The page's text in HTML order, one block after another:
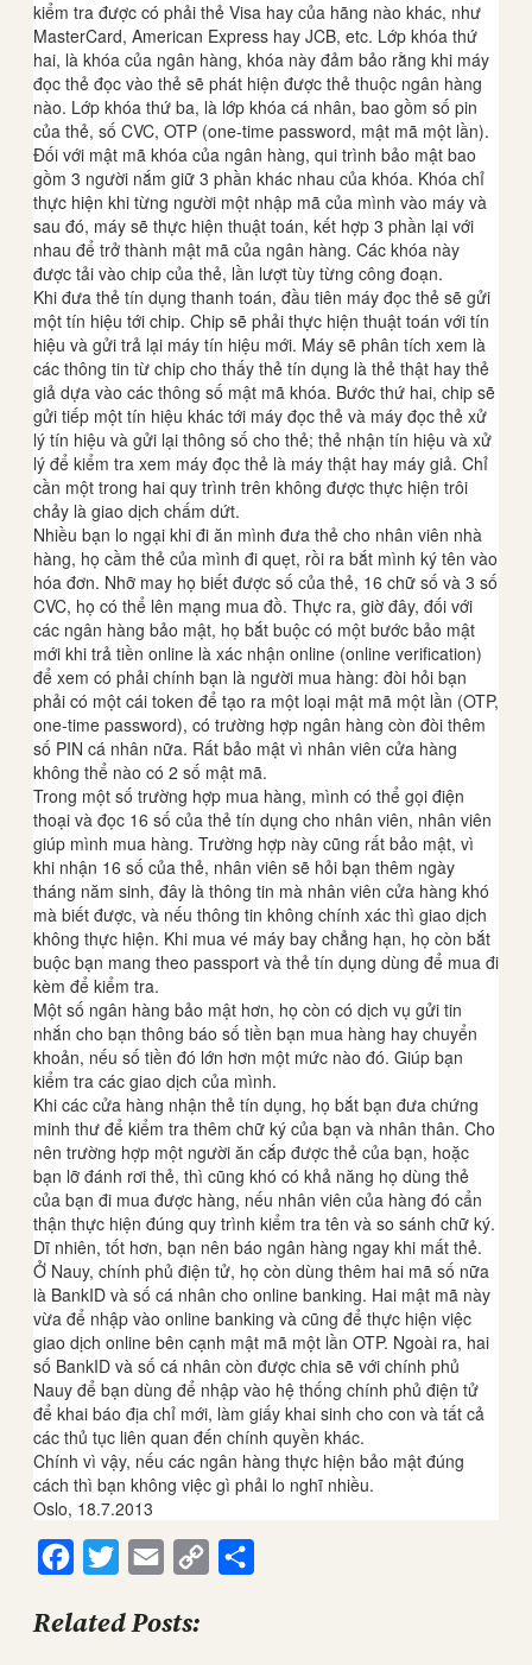
kiểm tra được có phải thẻ Visa hay của hãng nào khác, như
MasterCard, American Express hay JCB, etc. Lớp khóa thứ
hai, là khóa của ngân hàng, khóa này đảm bảo rằng khi máy
đọc thẻ đọc vào thẻ sẽ phát hiện được thẻ thuộc ngân hàng
nào. Lớp khóa thứ ba, là lớp khóa cá nhân, bao gồm số pin
của thẻ, số CVC, OTP (one-time password, mật mã một lần).
Đối với mật mã khóa của ngân hàng, qui trình bảo mật bao
gồm 3 người nắm giữ 3 phần khác nhau của khóa. Khóa chỉ
thực hiện khi từng người một nhập mã của mình vào máy và
sau đó, máy sẽ thực hiện thuật toán, kết hợp 3 phần lại với
nhau để trở thành mật mã của ngân hàng. Các khóa này
được tải vào chip của thẻ, lần lượt tùy từng công đoạn.
Khi đưa thẻ tín dụng thanh toán, đầu tiên máy đọc thẻ sẽ gửi
một tín hiệu tới chip. Chip sẽ phải thực hiện thuật toán với tín
hiệu và gửi trả lại máy tín hiệu mới. Máy sẽ phân tích xem là
các thông tin từ chip cho thấy thẻ tín dụng là thẻ thật hay thẻ
giả dựa vào các thông số mật mã khóa. Bước thứ hai, chip sẽ
gửi tiếp một tín hiệu khác tới máy đọc thẻ và máy đọc thẻ xử
lý tín hiệu và gửi lại thông số cho thẻ; thẻ nhận tín hiệu và xử
lý để kiểm tra xem máy đọc thẻ là máy thật hay máy giả. Chỉ
cần một trong hai quy trình trên không được thực hiện trôi
chảy là giao dịch chấm dứt.
Nhiều bạn lo ngại khi đi ăn mình đưa thẻ cho nhân viên nhà
hàng, họ cầm thẻ của mình đi quẹt, rồi ra bắt mình ký tên vào
hóa đơn. Nhỡ may họ biết được số của thẻ, 16 chữ số và 3 số
CVC, họ có thể lên mạng mua đồ. Thực ra, giờ đây, đối với
các ngân hàng bảo mật, họ bắt buộc có một bước bảo mật
mới khi trả tiền online là xác nhận online (online verification)
để xem có phải chính bạn là người mua hàng: đòi hỏi bạn
phải có một cái token để tạo ra một loại mật mã một lần (OTP,
one-time password), có trường hợp ngân hàng còn đòi thêm
số PIN cá nhân nữa. Rất bảo mật vì nhân viên cửa hàng
không thể nào có 2 số mật mã.
Trong một số trường hợp mua hàng, mình có thể gọi điện
thoại và đọc 16 số của thẻ tín dụng cho nhân viên, nhân viên
giúp mình mua hàng. Trường hợp này cũng rất bảo mật, vì
khi nhận 16 số của thẻ, nhân viên sẽ hỏi bạn thêm ngày
tháng năm sinh, đây là thông tin mà nhân viên cửa hàng khó
mà biết được, và nếu thông tin không chính xác thì giao dịch
không thực hiện. Khi mua vé máy bay chẳng hạn, họ còn bắt
buộc bạn mang theo passport và thẻ tín dụng dùng để mua đi
kèm để kiểm tra.
Một số ngân hàng bảo mật hơn, họ còn có dịch vụ gửi tin
nhắn cho bạn thông báo số tiền bạn mua hàng hay chuyển
khoản, nếu số tiền đó lớn hơn một mức nào đó. Giúp bạn
kiểm tra các giao dịch của mình.
Khi các cửa hàng nhận thẻ tín dụng, họ bắt bạn đưa chứng
minh thư để kiểm tra thêm chữ ký của bạn và nhân thân. Cho
nên trường hợp một người ăn cắp được thẻ của bạn, hoặc
bạn lỡ đánh rơi thẻ, thì cũng khó có khả năng họ dùng thẻ
của bạn đi mua được hàng, nếu nhân viên của hàng đó cẩn
thận thực hiện đúng quy trình kiểm tra tên và so sánh chữ ký.
Dĩ nhiên, tốt hơn, bạn nên báo ngân hàng ngay khi mất thẻ.
Ở Nauy, chính phủ điện tử, họ còn dùng thêm hai mã số nữa
là BankID và số cá nhân cho online banking. Hai mật mã này
vừa để nhập vào online banking và cũng để thực hiện việc
giao dịch online bên cạnh mật mã một lần OTP. Ngoài ra, hai
số BankID và số cá nhân còn được chia sẽ với chính phủ
Nauy để bạn dùng để nhập vào hệ thống chính phủ điện tử
để khai báo địa chỉ mới, làm giấy khai sinh cho con và tất cả
các thủ tục liên quan đến chính quyền khác.
Chính vì vậy, nếu các ngân hàng thực hiện bảo mật đúng
cách thì bạn không việc gì phải lo nghĩ nhiều.
Oslo, 18.7.2013
FacebookTwitterEmail
Copy
Related Posts: